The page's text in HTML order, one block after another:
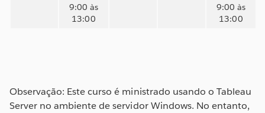
9:00 às
13:00
9:00 às
13:00
Observação: Este curso é ministrado usando o Tableau
Server no ambiente de servidor Windows. No entanto,